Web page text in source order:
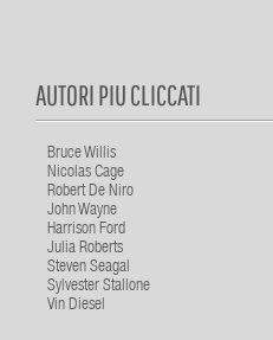
AUTORI PIU CLICCATI
Bruce Willis
Nicolas Cage
Robert De Niro
John Wayne
Harrison Ford
Julia Roberts
Steven Seagal
Sylvester Stallone
Vin Diesel